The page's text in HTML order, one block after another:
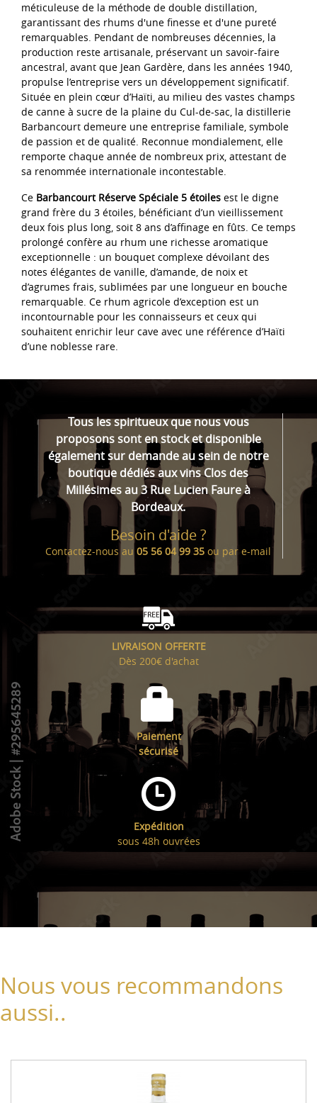
méticuleuse de la méthode de double distillation,
garantissant des rhums d'une finesse et d'une pureté
remarquables. Pendant de nombreuses décennies, la
production reste artisanale, préservant un savoir-faire
ancestral, avant que Jean Gardère, dans les années 1940,
propulse l’entreprise vers un développement significatif.
Située en plein cœur d’Haïti, au milieu des vastes champs
de canne à sucre de la plaine du Cul-de-sac, la distillerie
Barbancourt demeure une entreprise familiale, symbole
de passion et de qualité. Reconnue mondialement, elle
remporte chaque année de nombreux prix, attestant de
sa renommée internationale incontestable.
Ce Barbancourt Réserve Spéciale 5 étoiles est le digne
grand frère du 3 étoiles, bénéficiant d’un vieillissement
deux fois plus long, soit 8 ans d’affinage en fûts. Ce temps
prolongé confère au rhum une richesse aromatique
exceptionnelle : un bouquet complexe dévoilant des
notes élégantes de vanille, d’amande, de noix et
d’agrumes frais, sublimées par une longueur en bouche
remarquable. Ce rhum agricole d’exception est un
incontournable pour les connaisseurs et ceux qui
souhaitent enrichir leur cave avec une référence d’Haïti
d’une noblesse rare.
Tous les spiritueux que nous vous
proposons sont en stock et disponible
également sur demande au sein de notre
boutique dédiés aux vins Clos des
Millésimes au 3 Rue Lucien Faure à
Bordeaux.
Besoin d'aide ?
Contactez-nous au 05 56 04 99 35 ou par e-mail
LIVRAISON OFFERTE
Dès 200€ d'achat
Paiement
sécurisé
Expédition
sous 48h ouvrées
Nous vous recommandons
aussi..